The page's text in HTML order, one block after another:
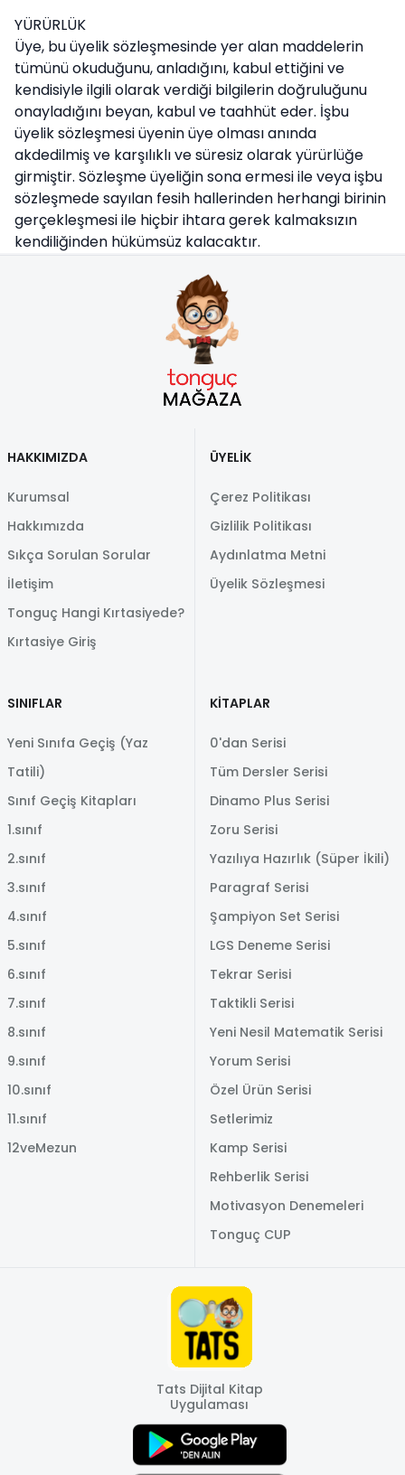
YÜRÜRLÜK
Üye, bu üyelik sözleşmesinde yer alan maddelerin
tümünü okuduğunu, anladığını, kabul ettiğini ve
kendisiyle ilgili olarak verdiği bilgilerin doğruluğunu
onayladığını beyan, kabul ve taahhüt eder. İşbu
üyelik sözleşmesi üyenin üye olması anında
akdedilmiş ve karşılıklı ve süresiz olarak yürürlüğe
girmiştir. Sözleşme üyeliğin sona ermesi ile veya işbu
sözleşmede sayılan fesih hallerinden herhangi birinin
gerçekleşmesi ile hiçbir ihtara gerek kalmaksızın
kendiliğinden hükümsüz kalacaktır.
HAKKIMIZDA
Kurumsal
Hakkımızda
Sıkça Sorulan Sorular
İletişim
Tonguç Hangi Kırtasiyede?
Kırtasiye Giriş
ÜYELİK
Çerez Politikası
Gizlilik Politikası
Aydınlatma Metni
Üyelik Sözleşmesi
SINIFLAR
Yeni Sınıfa Geçiş (Yaz
Tatili)
Sınıf Geçiş Kitapları
1.sınıf
2.sınıf
3.sınıf
4.sınıf
5.sınıf
6.sınıf
7.sınıf
8.sınıf
9.sınıf
10.sınıf
11.sınıf
12veMezun
KİTAPLAR
0'dan Serisi
Tüm Dersler Serisi
Dinamo Plus Serisi
Zoru Serisi
Yazılıya Hazırlık (Süper İkili)
Paragraf Serisi
Şampiyon Set Serisi
LGS Deneme Serisi
Tekrar Serisi
Taktikli Serisi
Yeni Nesil Matematik Serisi
Yorum Serisi
Özel Ürün Serisi
Setlerimiz
Kamp Serisi
Rehberlik Serisi
Motivasyon Denemeleri
Tonguç CUP
Tats Dijital Kitap
Uygulaması